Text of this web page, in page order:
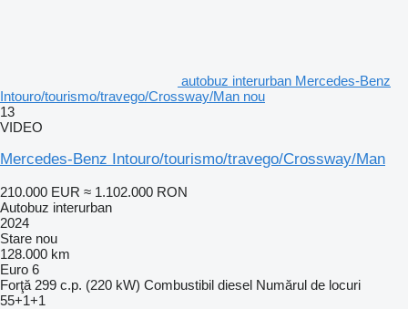
autobuz interurban Mercedes-Benz
Intouro/tourismo/travego/Crossway/Man nou
13
VIDEO
Mercedes-Benz Intouro/tourismo/travego/Crossway/Man
210.000 EUR ≈ 1.102.000 RON
Autobuz interurban
2024
Stare nou
128.000 km
Euro 6
Forţă 299 c.p. (220 kW) Combustibil diesel Numărul de locuri
55+1+1